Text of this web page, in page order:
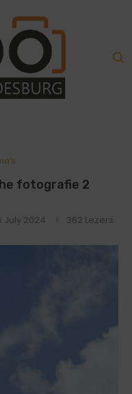
fotografie 2
July 2024 362 Lezers